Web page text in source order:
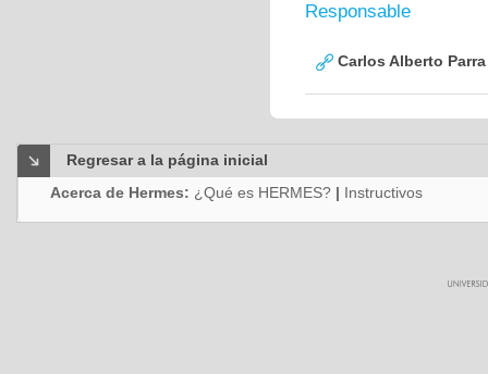
Responsable
Carlos Alberto
Regresar a la página inicial
Acerca de Hermes: ¿Qué es HERMES? | Instructivos